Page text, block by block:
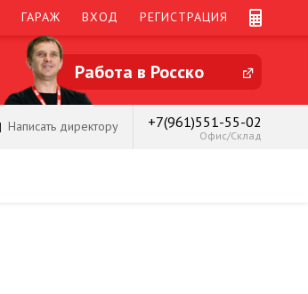
ГАРАЖ ВХОД РЕГИСТРАЦИЯ
Работа в Росско
Написать директору +7(961)551-55-02
Офис/Склад